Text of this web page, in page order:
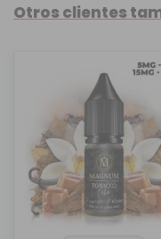
Otros clientes